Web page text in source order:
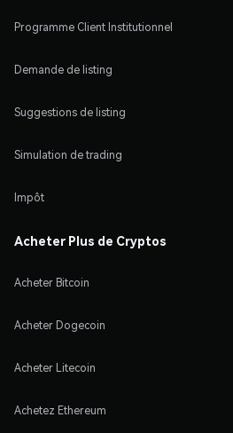
Programme Client Institutionnel
Demande de listing
Suggestions de listing
Simulation de trading
Impôt
Acheter Plus de Cryptos
Acheter Bitcoin
Acheter Dogecoin
Acheter Litecoin
Achetez Ethereum